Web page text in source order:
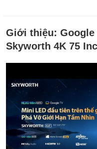
Giới thiệu: Google
Skyworth 4K 75